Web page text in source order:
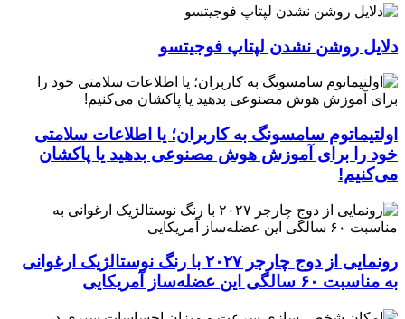
دلایل روشن نشدن لپتاپ فوجیتسو
اولتیماتوم سامسونگ به کاربران؛ یا اطلاعات سلامتی
خود را برای آموزش هوش مصنوعی بدهید یا پاکشان
می‌کنیم!
رونمایی از دوج چارجر ۲۰۲۷ با رنگ نوستالژیک ارغوانی
به مناسبت ۶۰ سالگی این عضله‌ساز آمریکایی